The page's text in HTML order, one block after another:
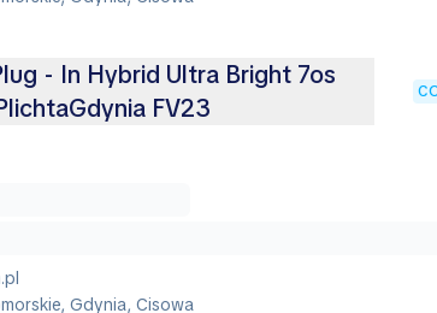
- In Hybrid Ultra Bright 7os
FV23
Gdynia, Cisowa